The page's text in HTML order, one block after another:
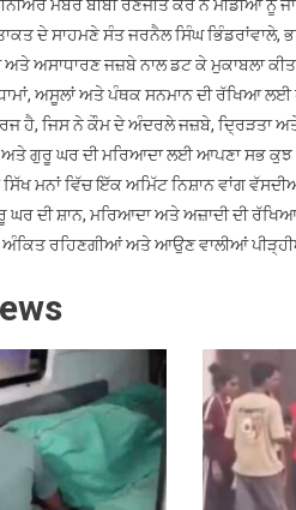
ਨੇ
ਮੈਂਬਰ ਬੀਬੀ ਰਣਜੀਤ ਕੌਰ ਨੇ ਮੀਡੀਆ ਨੂੰ
ਦੇ ਸਾਹਮਣੇ ਸੰਤ ਜਰਨੈਲ ਸਿੰਘ
ਅਤੇ ਅਸਾਧਾਰਣ ਜਜ਼ਬੇ ਨਾਲ ਡਟ ਕੇ ਮੁਕਾਬਲਾ
ਅਸੂਲਾਂ ਅਤੇ ਪੰਥਕ ਸਨਮਾਨ ਦੀ ਰੱਖਿਆ
ਹੈ, ਜਿਸ ਨੇ ਕੌਮ ਦੇ ਅੰਦਰਲੇ ਜਜ਼ਬੇ, ਦ੍ਰਿੜਤਾ ਅਤੇ
ਗੁਰੂ ਘਰ ਦੀ ਮਰਿਆਦਾ ਲਈ ਆਪਣਾ ਸਭ ਕੁਝ
ਮਨਾਂ ਵਿੱਚ ਇੱਕ ਅਮਿੱਟ ਨਿਸ਼ਾਨ ਵਾਂਗ
ਘਰ ਦੀ ਸ਼ਾਨ, ਮਰਿਆਦਾ ਅਤੇ ਅਜ਼ਾਦੀ ਦੀ
ਰਹਿਣਗੀਆਂ ਅਤੇ ਆਉਣ ਵਾਲੀਆਂ